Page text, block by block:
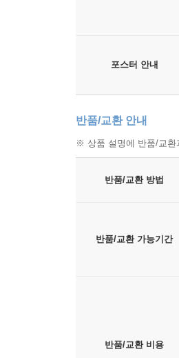
포스터 안내
반품/교환 안내
※ 상품 설명에 반품/교환
반품/교환 방법
반품/교환 가능기간
반품/교환 비용